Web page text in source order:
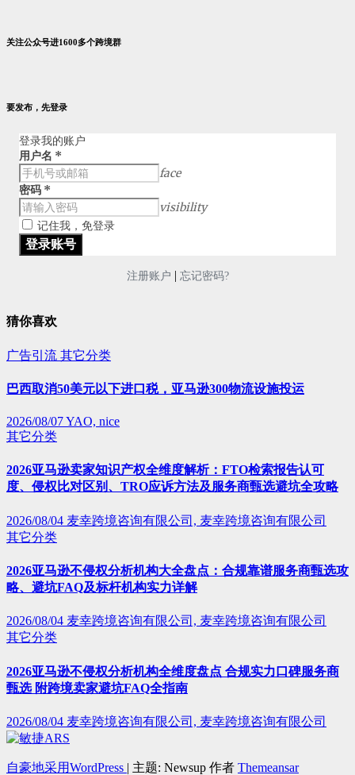
关注公众号进1600多个跨境群
要发布，先登录
登录我的账户
用户名 *
face
密码 *
visibility
记住我，免登录
注册账户 | 忘记密码?
猜你喜欢
广告引流 其它分类
巴西取消50美元以下进口税，亚马逊300物流设施投运
2026/08/07YAO, nice
其它分类
2026亚马逊卖家知识产权全维度解析：FTO检索报告认可
度、侵权比对区别、TRO应诉方法及服务商甄选避坑全攻略
2026/08/04 麦幸跨境咨询有限公司, 麦幸跨境咨询有限公司
其它分类
2026亚马逊不侵权分析机构大全盘点：合规靠谱服务商甄选攻
略、避坑FAQ及标杆机构实力详解
2026/08/04 麦幸跨境咨询有限公司, 麦幸跨境咨询有限公司
其它分类
2026亚马逊不侵权分析机构全维度盘点 合规实力口碑服务商
甄选 附跨境卖家避坑FAQ全指南
2026/08/04 麦幸跨境咨询有限公司, 麦幸跨境咨询有限公司
自豪地采用WordPress | 主题: Newsup 作者 Themeansar